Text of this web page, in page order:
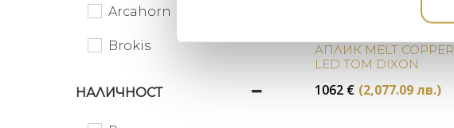
Arcahorn
Brokis
НАЛИЧНОСТ
Купи
АПЛИК MELT COPPER
LED TOM DIXON
1062 € (2,077.09 лв.)